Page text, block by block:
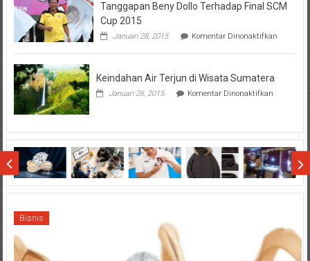
Penting
Hasil
Tanggapan Beny Dollo Terhadap Final SCM
Cup 2015
Januari 28, 2015 Komentar Dinonaktifkanpada
Beny
Keindahan Air Terjun di Wisata Sumatera
Januari 26, 2015 Komentar Dinonaktifkanpada
di
Wisata
Sumatera
Bisnis